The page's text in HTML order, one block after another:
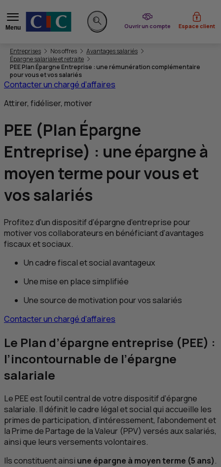
Menu
Rechercher sur le site
Ouvrir un compte
du CIC Espace client
Vous êtes ici:
Entreprises Nos offres
Avantages salariés
Épargne salariale et retraite
PEE Plan Épargne Entreprise : une rémunération complémentaire
pour vous et vos salariés
Contacter un chargé d’affaires
Attirer, fidéliser, motiver
PEE (Plan Épargne
Entreprise) : une épargne à
moyen terme pour vous et
vos salariés
Profitez d'un dispositif d’épargne d’entreprise pour
motiver vos collaborateurs en bénéficiant d’avantages
fiscaux et sociaux.
Un cadre fiscal et social avantageux
Une mise en place simplifiée
Une source de motivation pour vos salariés
Contacter un chargé d’affaires
Le Plan d’épargne entreprise (PEE) :
l’incontournable de l’épargne
salariale
LePEEest l’outil central de votre dispositif d’épargne
salariale. Il définit le cadre légal et social qui accueille les
primes de participation, d’intéressement, l’abondement et
la Prime de Partage de la Valeur (PPV) versés aux salariés,
ainsi que leurs versements volontaires.
Ils constituent ainsi une épargne à moyen terme (5 ans).